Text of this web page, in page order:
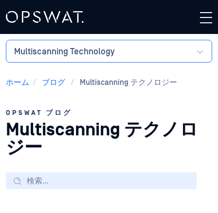
Multiscanning Technology
ホーム / ブログ / Multiscanning テクノロジー
OPSWAT ブログ
Multiscanning テクノロ
ジー